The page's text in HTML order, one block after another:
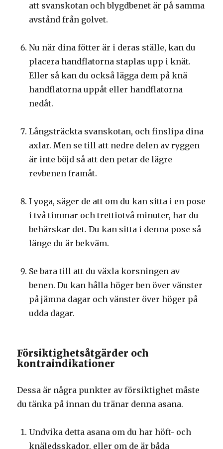
att svanskotan och blygdbenet är på samma
avstånd från golvet.
Nu när dina fötter är i deras ställe, kan du
placera handflatorna staplas upp i knät.
Eller så kan du också lägga dem på knä
handflatorna uppåt eller handflatorna
nedåt.
Långsträckta svanskotan, och finslipa dina
axlar. Men se till att nedre delen av ryggen
är inte böjd så att den petar de lägre
revbenen framåt.
I yoga, säger de att om du kan sitta i en pose
i två timmar och trettiotvå minuter, har du
behärskar det. Du kan sitta i denna pose så
länge du är bekväm.
Se bara till att du växla korsningen av
benen. Du kan hålla höger ben över vänster
på jämna dagar och vänster över höger på
udda dagar.
Försiktighetsåtgärder och
kontraindikationer
Dessa är några punkter av försiktighet måste
du tänka på innan du tränar denna asana.
Undvika detta asana om du har höft- och
knäledsskador, eller om de är båda